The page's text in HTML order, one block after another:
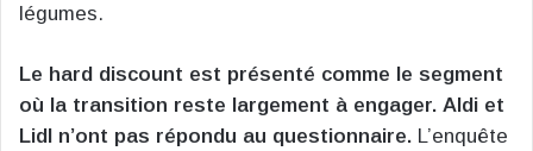
légumes.
Le hard discount est présenté comme le segment
où la transition reste largement à engager. Aldi et
Lidl n’ont pas répondu au questionnaire. L’enquête